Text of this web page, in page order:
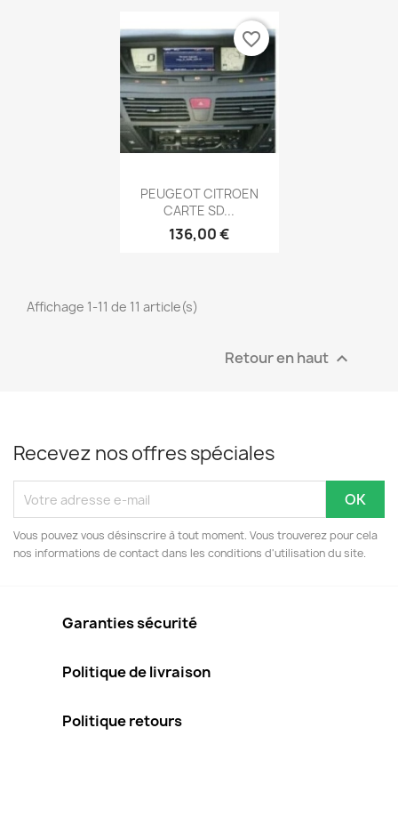
 Aperçu rapide
PEUGEOT CITROEN
CARTE SD...
136,00 €
favorite_border
Affichage 1-11 de 11 article(s)
Retour en haut 
Recevez nos offres spéciales
Vous pouvez vous désinscrire à tout moment. Vous trouverez pour cela
nos informations de contact dans les conditions d'utilisation du site.
Garanties sécurité
Politique de livraison
Politique retours